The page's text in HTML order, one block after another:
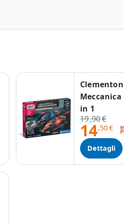
Meccanica
in 1
19,90€
14,50€
Dettagli